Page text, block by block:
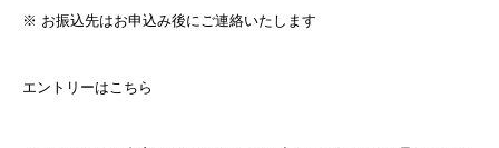
※ お振込先はお申込み後にご連絡いたします
エントリーはこちら